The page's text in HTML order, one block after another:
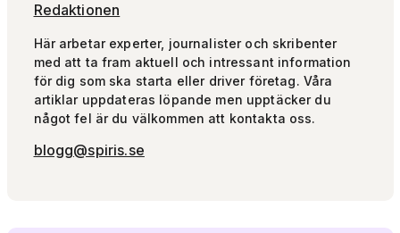
Redaktionen
Här arbetar experter, journalister och skribenter
med att ta fram aktuell och intressant information
för dig som ska starta eller driver företag. Våra
artiklar uppdateras löpande men upptäcker du
något fel är du välkommen att kontakta oss.
blogg@spiris.se